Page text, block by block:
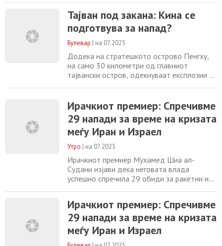
од 1975 година – историскиот договор
помеѓу Западот и Советскиот блок кој го
признава неповредливиот карактер на
државните граници. Тој потенцира дека
овој принцип е прекршен
Тајван под закана: Кина се
подготвува за напад?
Булевар | на 07.2025
Додека на стратешкото острово Пeнгху,
на само 30 километри од главниот
тајвански остров, одекнуваат експлозии за
сериозно предупредување – „Кина е
подготвена за напад“. Во интервју за Sky
News, заменик-министерот за надворешни
работи на Тајван, Ву Чих-чунг, порача дека
Ирачкиот премиер: Спречивме
29 напади за време на кризата
меѓу Иран и Израел
Утро | на 07.2025
Ирачкиот премиер Мухамед Шиа ал-
Судани изјави дека неговата влада
успешно спречила 29 обиди за ракетни и
најинтензивниот период од конфликтот
меѓу Израел и Иран. Во интервју за
Associated Press, ал-Судани нагласи дека
мета на нападите биле израелски и
Ирачкиот премиер: Спречивме
29 напади за време на кризата
меѓу Иран и Израел